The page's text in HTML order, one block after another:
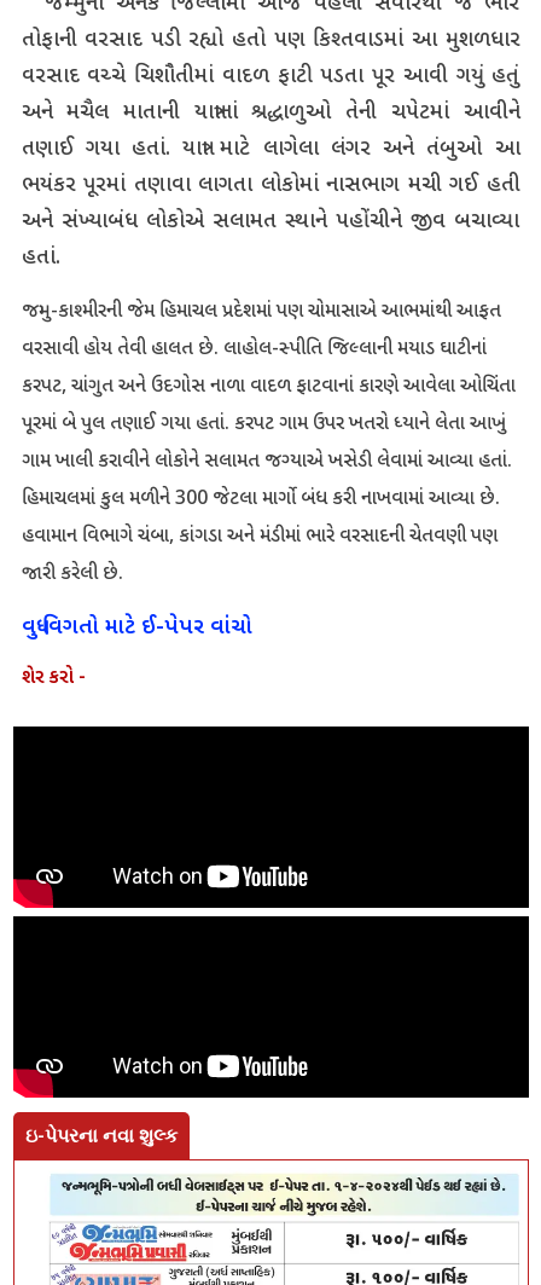
તોફાની વરસાદ પડી રહ્યો હતો પણ કિશ્તવાડમાં આ મુશળધાર
વરસાદ વચ્ચે ચિશૌતીમાં વાદળ ફાટી પડતા પૂર આવી ગયું હતું
અને મચૈલ માતાની યાત્રાનાં શ્રદ્ધાળુઓ તેની ચપેટમાં આવીને
તણાઈ ગયા હતાં. યાત્રા માટે લાગેલા લંગર અને તંબુઓ આ
ભયંકર પૂરમાં તણાવા લાગતા લોકોમાં નાસભાગ મચી ગઈ હતી
અને સંખ્યાબંધ લોકોએ સલામત સ્થાને પહોંચીને જીવ બચાવ્યા
હતાં.
જમ્મુ-કાશ્મીરની જેમ હિમાચલ પ્રદેશમાં પણ ચોમાસાએ આભમાંથી આફત
વરસાવી હોય તેવી હાલત છે. લાહોલ-સ્પીતિ જિલ્લાની મયાડ ઘાટીનાં
કરપટ, ચાંગુત અને ઉદગોસ નાળા વાદળ ફાટવાનાં કારણે આવેલા ઓચિંતા
પૂરમાં બે પુલ તણાઈ ગયા હતાં. કરપટ ગામ ઉપર ખતરો ધ્યાને લેતા આખું
ગામ ખાલી કરાવીને લોકોને સલામત જગ્યાએ ખસેડી લેવામાં આવ્યા હતાં.
હિમાચલમાં કુલ મળીને 300 જેટલા માર્ગો બંધ કરી નાખવામાં આવ્યા છે.
હવામાન વિભાગે ચંબા, કાંગડા અને મંડીમાં ભારે વરસાદની ચેતવણી પણ
જારી કરેલી છે.
વધુ વિગતો માટે ઈ-પેપર વાંચો
શેર કરો -
ઇ-પેપરના નવા શુલ્ક